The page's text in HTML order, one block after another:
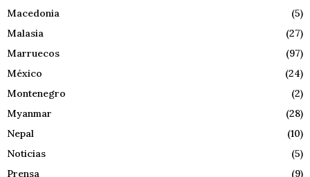
Macedonia
(5)
Malasia
(27)
Marruecos
(97)
México
(24)
Montenegro
(2)
Myanmar
(28)
Nepal
(10)
Noticias
(5)
Prensa
(9)